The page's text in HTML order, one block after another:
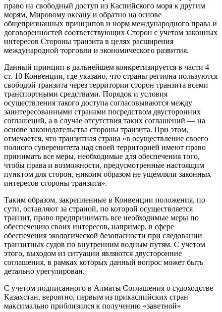
право на свободный доступ из Каспийского моря к другим
морям, Мировому океану и обратно на основе
общепризнанных принципов и норм международного права и
договоренностей соответствующих Сторон с учетом законных
интересов Стороны транзита в целях расширения
международной торговли и экономического развития.
Данный принцип в дальнейшем конкретизируется в части 4
ст. 10 Конвенции, где указано, что страны региона пользуются
свободой транзита через территории сторон транзита всеми
транспортными средствами. Порядок и условия
осуществления такого доступа согласовываются между
заинтересованными странами посредством двусторонних
соглашений, а в случае отсутствия таких соглашений — на
основе законодательства стороны транзита. При этом,
отмечается, что транзитная страна «в осуществление своего
полного суверенитета над своей территорией имеют право
принимать все меры, необходимые для обеспечения того,
чтобы права и возможности, предусмотренные настоящим
пунктом для сторон, никоим образом не ущемляли законных
интересов стороны транзита».
Таким образом, закрепленные в Конвенции положения, по
сути, оставляют за страной, по которой осуществляется
транзит, право предпринимать все необходимые меры по
обеспечению своих интересов, например, в сфере
обеспечения экологической безопасности при следовании
транзитных судов по внутренним водным путям. С учетом
этого, выходом из ситуации являются двусторонние
соглашения, в рамках которых данный вопрос может быть
детально урегулирован.
С учетом подписанного в Алматы Соглашения о судоходстве
Казахстан, вероятно, первым из прикаспийских стран
максимально приблизился к получению «заветной»